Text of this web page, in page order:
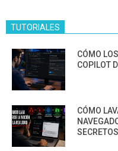
TUTORIALES
CÓMO
COPILOT
CÓMO
SECRETOS